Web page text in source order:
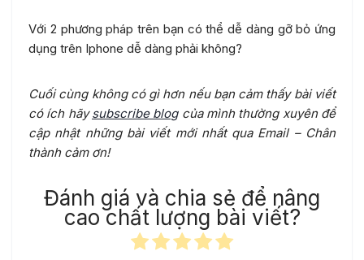
Với 2 phương pháp trên bạn có thể dễ dàng gỡ bỏ ứng
dụng trên Iphone dễ dàng phải không?
Cuối cùng không có gì hơn nếu bạn cảm thấy bài viết
có ích hãysubscribe blogcủa mình thường xuyên để
cập nhật những bài viết mới nhất qua Email – Chân
thành cảm ơn!
Đánh giá và chia sẻ để nâng
cao chất lượng bài viết?